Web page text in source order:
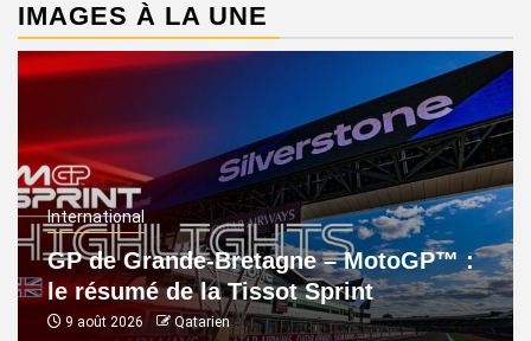
IMAGES À LA UNE
International
GP de Grande-Bretagne – MotoGP™ :
le résumé de la Tissot Sprint
9 août 2026 Qatarien